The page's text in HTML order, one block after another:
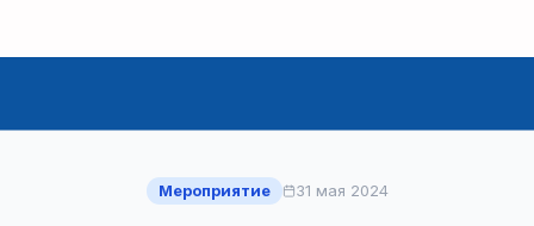
Мероприятие 31 мая 2024